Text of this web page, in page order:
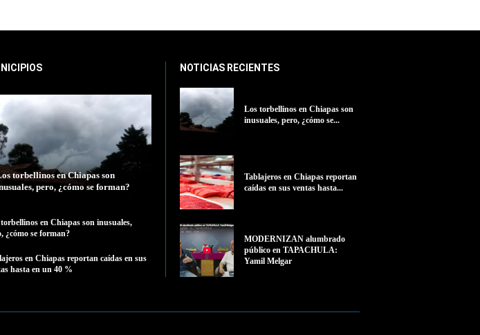
torbellinos en Chiapas son
pero, ¿cómo se forman?
en Chiapas son inusuales,
¿cómo se forman?
en Chiapas reportan caídas en sus
hasta en un 40 %
NOTICIAS RECIENTES
Los torbellinos en Chiapas son
inusuales, pero, ¿cómo se...
Tablajeros en Chiapas reportan
caídas en sus ventas hasta...
MODERNIZAN alumbrado
público en TAPACHULA:
Yamil Melgar